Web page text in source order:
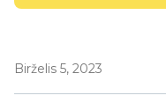
Birželis 5, 2023